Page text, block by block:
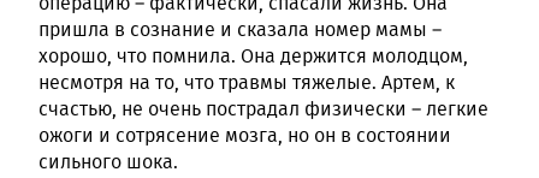
пришла в сознание и сказала номер мамы –
хорошо, что помнила. Она держится молодцом,
несмотря на то, что травмы тяжелые. Артем, к
счастью, не очень пострадал физически – легкие
ожоги и сотрясение мозга, но он в состоянии
сильного шока.